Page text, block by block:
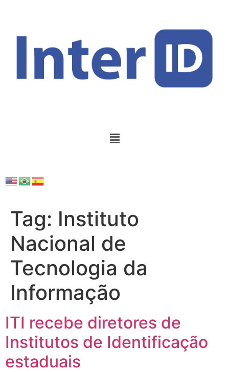
Tag: Instituto
Nacional de
Tecnologia da
Informação
ITI recebe diretores de
Institutos de Identificação
estaduais